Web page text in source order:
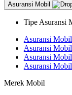
Asuransi Mobil
Tipe Asuransi
Asuransi Mobil
Asuransi
Asuransi
Asuransi
Merek Mobil